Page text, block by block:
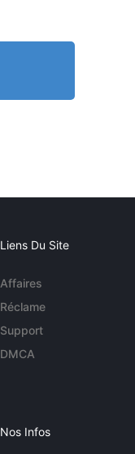
Liens Du Site
Affaires
Réclame
Support
DMCA
Nos Infos